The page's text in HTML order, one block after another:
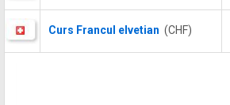
Curs Francul elvetian (CHF)